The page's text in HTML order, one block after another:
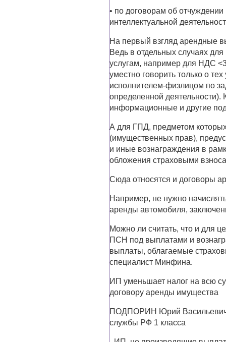
• по договорам об
интеллектуальной
На первый взгляд арендные
Ведь в отдельных случаях
услугам, например для НДС
уместно говорить только о
исполнителем-физлицом по
определенной деятельности).
информационные и другие
А для ГПД, предметом
(имущественных прав),
и иные вознаграждения в
обложения страховыми
Сюда относятся и договоры
Например, не нужно
аренды автомобиля,
Можно ли считать, что и для
ПСН под выплатами и
выплаты, облагаемые
специалист Минфина.
ИП уменьшает налог на всю
договору аренды имущества
ПОДПОРИН Юрий Васильевич.
службы РФ 1 класса